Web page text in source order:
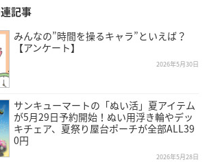
記事
みんなの”時間を操るキャラ”といえば？
【アンケート】
2026年5月30日
サンキューマートの「ぬい活」夏アイテム
が5月29日予約開始！ぬい用浮き輪やデッ
キチェア、夏祭り屋台ポーチが全部ALL39
0円
2026年5月28日